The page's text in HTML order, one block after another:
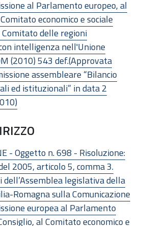
al Parlamento europeo, al
economico e sociale
delle regioni
intelligenza nell'Unione
(2010) 543 def.(Approvata
assembleare “Bilancio
ed istituzionali” in data 2
- Oggetto n. 698 - Risoluzione:
2005, articolo 5, comma 3.
dell’Assemblea legislativa della
Romagna sulla Comunicazione
europea al Parlamento
al Comitato economico e